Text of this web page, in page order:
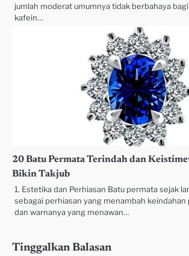
jumlah moderat umumnya tidak berbahaya
kafein…
20 Batu Permata Terindah dan
Bikin Takjub
1. Estetika dan Perhiasan Batu permata sejak
sebagai perhiasan yang menambah keindahan
dan warnanya yang menawan…
Tinggalkan Balasan